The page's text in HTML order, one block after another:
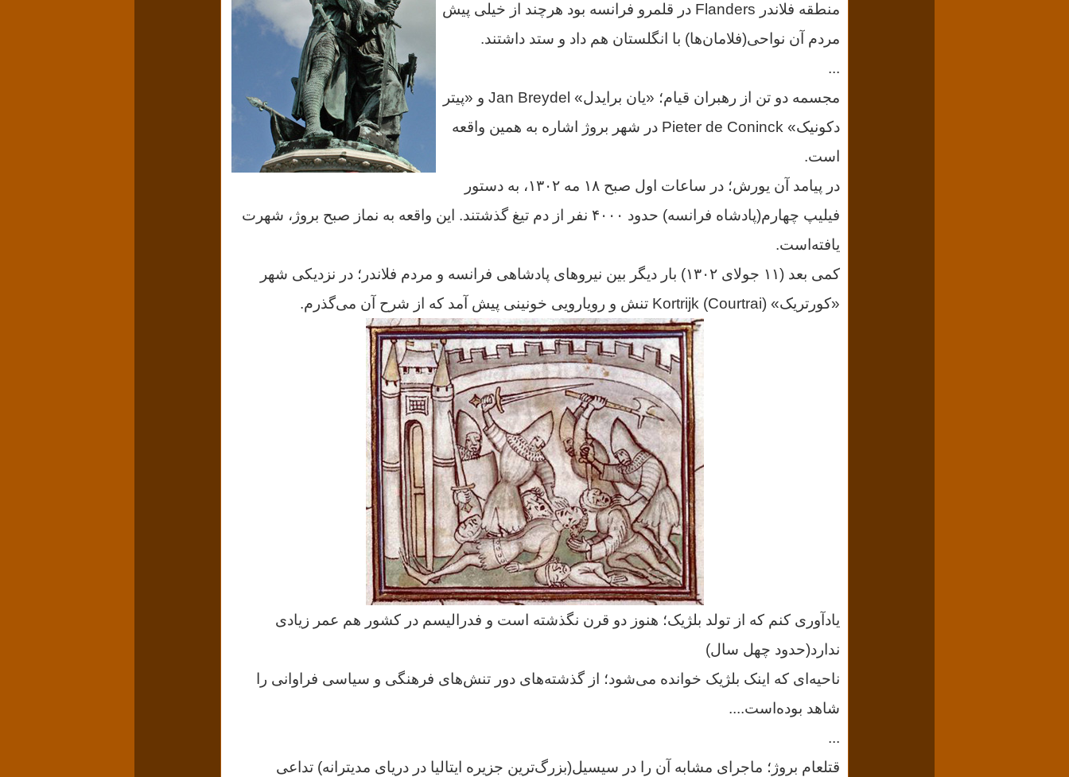
منطقه فلاندر Flanders در قلمرو فرانسه بود هرچند از خیلی پیش
مردم آن نواحی(فلامان‌ها) با انگلستان هم داد و ستد داشتند.
...
مجسمه
دو تن از رهبران قیام؛ «یان برایدل» Jan Breydel و «پیتر
دکونیک» Pieter de Coninck در شهر بروژ اشاره به همین واقعه
است.
در پیامد آن یورش؛ در ساعات اول صبح ۱۸ مه ۱۳۰۲،
به دستور
فیلیپ چهارم(پادشاه فرانسه) حدود ۴۰۰۰ نفر از دم تیغ گذشتند.
این واقعه به نماز صبح بروژ، شهرت
یافته‌است.
کمی بعد (۱۱ جولای ۱۳۰۲) بار دیگر بین نیروهای پادشاهی فرانسه و مردم فلاندر؛ در نزدیکی شهر
«کورتریک» (Kortrijk (Courtrai تنش و رویارویی خونینی پیش آمد
که از شرح آن می‌گذرم.
یادآوری کنم که از تولد بلژیک؛ هنوز دو قرن نگذشته است و فدراليسم در کشور هم عمر زیادی
ندارد(حدود چهل سال)
ناحیه‌ای که اینک بلژیک خوانده می‌شود؛ از گذشته‌های دور تنش‌های فرهنگی و سیاسی فراوانی را
شاهد بوده‌است....
...
قتلعام بروژ؛ ماجرای مشابه آن را در سیسیل(بزرگ‌ترین جزیره ایتالیا در دریای مدیترانه) تداعی